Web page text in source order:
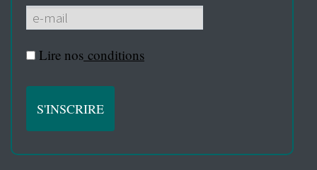
Lire nos conditions